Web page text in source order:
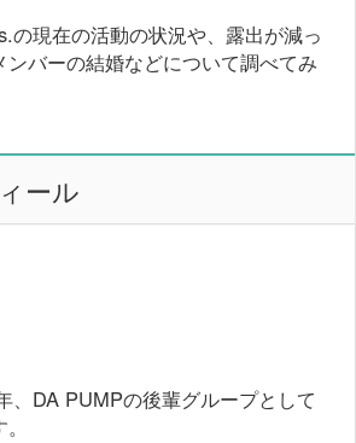
の現在の活動の状況や、露出が減っ
バーの結婚などについて調べてみ
ール
、DA PUMPの後輩グループとして